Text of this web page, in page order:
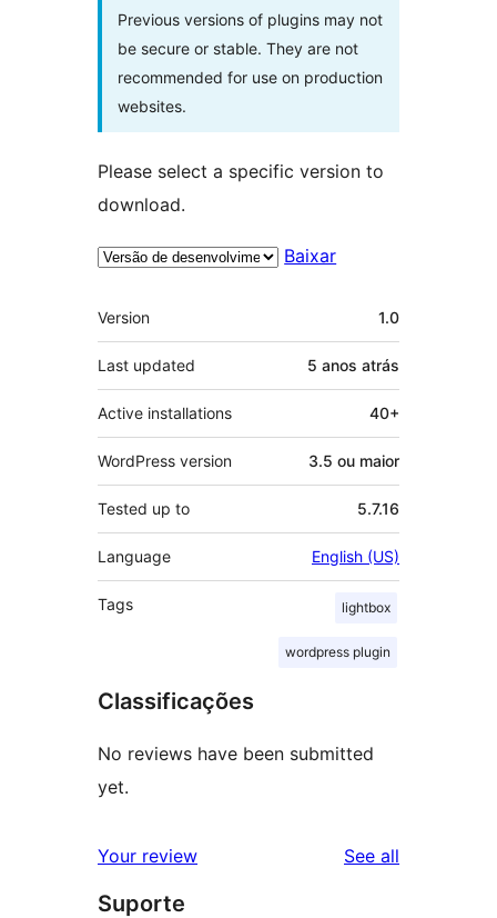
Previous versions of plugins may not
be secure or stable. They are not
recommended for use on production
websites.
Please select a specific version to
download.
Baixar
Meta
Version 1.0
Last updated 5 anos atrás
Active installations 40+
WordPress version 3.5 ou maior
Tested up to 5.7.16
Language English (US)
Tags lightbox
wordpress plugin
Classificações
No reviews have been submitted
yet.
Your review See all
Suporte